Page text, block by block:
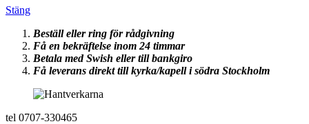
Stäng
Beställ eller ring för rådgivning
Få en bekräftelse inom 24 timmar
Betala med Swish eller till bankgiro
Få leverans direkt till kyrka/kapell i södra Stockholm
tel 0707-330465